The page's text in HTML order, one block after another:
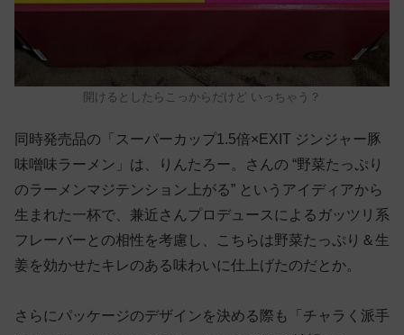
開けるとしたらこっからだけど いっちゃう？
同時発売品の「スーパーカップ1.5倍×EXIT ジンジャー豚
味噌味ラーメン」は、りんたろー。さんの “野菜たっぷり
のラーメンマジテンション上がる” というアイディアから
生まれた一杯で、兼近さんプロデュースによるガッツリ系
フレーバーとの相性を考慮し、こちらは野菜たっぷり＆生
姜を効かせたキレのある味わいに仕上げたのだとか。
さらにパッケージのデザインを決める際も「チャラく派手